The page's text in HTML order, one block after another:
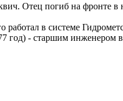
Отец погиб на фронте в
в системе
год) - старшим